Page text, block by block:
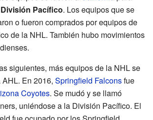
División Pacífico. Los equipos que se
o fueron comprados por equipos de
de la NHL. También hubo movimientos
siguientes, más equipos de la NHL se
En 2016, Springfield Falconsfue
Coyotes. Se mudó y se llamó
uniéndose a la División Pacífico. El